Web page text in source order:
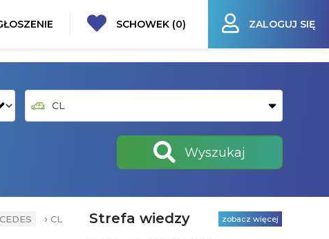
SCHOWEK (0) ZALOGUJ SIĘ
Wyszukaj
› CL Strefa wiedzy zobacz więcej